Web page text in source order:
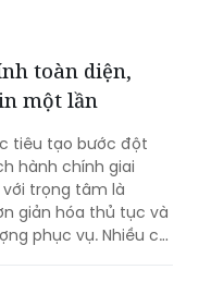
toàn diện,
một lần
tiêu tạo bước đột
hành chính giai
trọng tâm là
giản hóa thủ tục và
phục vụ. Nhiều chỉ